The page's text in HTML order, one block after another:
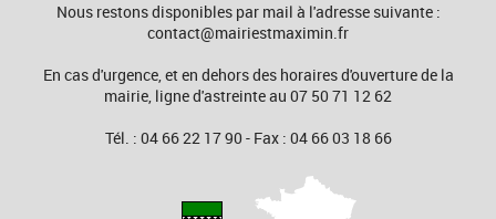
Nous restons disponibles par mail à l'adresse suivante :
contact@mairiestmaximin.fr
En cas d'urgence, et en dehors des horaires d'ouverture de la
mairie, ligne d'astreinte au 07 50 71 12 62
Tél. : 04 66 22 17 90 - Fax : 04 66 03 18 66